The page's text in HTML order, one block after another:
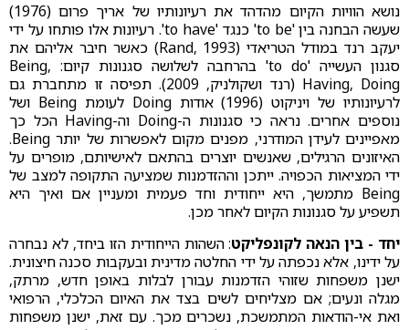
נושא הוויות הקיום מהדהד את רעיונותיו של אריך פרום (1976)
שעשה הבחנה בין 'to be' כנגד 'to have'. רעיונות אלו פותחו על ידי
יעקב רנד במודל הטריאדי (Rand, 1993) כאשר חיבר אליהם את
סגנון העשייה 'to do' בהרחבה לשלושה סגנונות קיום: Being,
Having, Doing (רנד ושקולניק, 2009). תפיסה זו מתחברת גם
לרעיונותיו של ויניקוט (1996) אודות Doing לעומת Being ושל
נוספים אחרים. נראה כי סגנונות ה-Doing וה-Having הכל כך
מאפיינים לעידן המודרני, מפנים מקום לאפשרות של יותר Being.
האיזונים הרגילים, שאנשים יוצרים בהתאם לאישיותם, מופרים על
ידי המציאות הכפויה. ייתכן וההזדמנות שמציעה התקופה למצב של
Being מתמשך, היא ייחודית וחד פעמית ומעניין אם ואיך היא
תשפיע על סגנונות הקיום לאחר מכן.
יחד - בין הנאה לקונפליקט: השהות הייחודית הזו ביחד, לא נבחרה
על ידינו, אלא נכפתה על ידי החלטה מדינית ובעקבות סכנה חיצונית.
ישנן משפחות שזוהי הזדמנות עבורן לבלות באופן חדש, מרתק,
מגלה ונעים; אם מצליחים לשים בצד את האיום הכלכלי, הרפואי
ואת אי-הודאות המתמשכת, נשכרים מכך. עם זאת, ישנן משפחות